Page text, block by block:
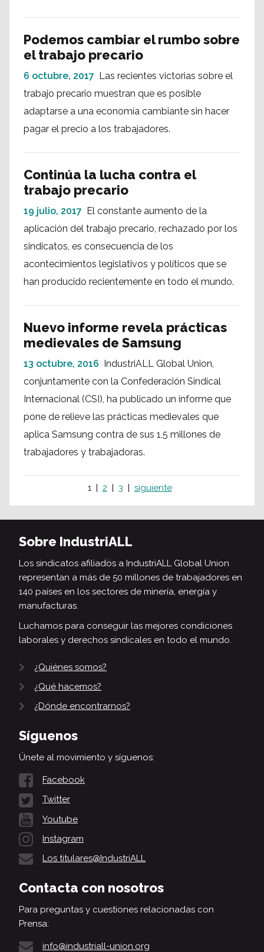
Podemos cambiar el rumbo sobre
el trabajo precario
6 octubre, 2017 Las recientes victorias sobre el
trabajo precario muestran que es posible
adaptarse a una economía cambiante sin hacer
pagar el precio a los trabajadores.
Continúa la lucha contra el
trabajo precario
19 julio, 2017 El constante aumento de la
aplicación del trabajo precario, rechazado por los
sindicatos, es consecuencia de los
acontecimientos legislativos y políticos que se
han producido recientemente en todo el mundo.
Nuevo informe revela prácticas
medievales de Samsung
13 octubre, 2016 IndustriALL Global Union,
conjuntamente con la Confederación Sindical
Internacional (CSI), ha publicado un informe que
pone de relieve las prácticas medievales que
aplica Samsung contra de sus 1,5 millones de
trabajadores y trabajadoras.
1 2 3 siguiente
Sobre IndustriALL
Los sindicatos afiliados a IndustriALL Global Union
representan a más de 50 millones de trabajadores en
140 países en los sectores de minería, energía y
manufacturas.
Luchamos para conseguir las mejores condiciones
laborales y derechos sindicales en todo el mundo.
¿Quiénes somos?
¿Qué hacemos?
¿Dónde encontrarnos?
Síguenos
Únete al movimiento y síguenos:
Facebook
Twitter
Youtube
Instagram
Los titulares@IndustriALL
Contacta con nosotros
Para preguntas y cuestiones relacionadas con
Prensa:
info@industriall-union.org